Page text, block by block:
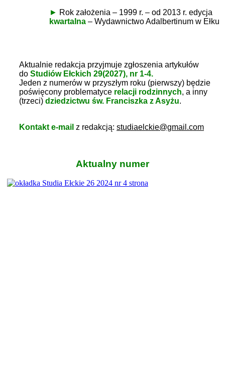
► Rok założenia – 1999 r. – od 2013 r. edycja
kwartalna – Wydawnictwo Adalbertinum w Ełku
Aktualnie redakcja przyjmuje zgłoszenia artykułów
do Studiów Ełckich 29(2027), nr 1-4.
Jeden z numerów w przyszłym roku (pierwszy) będzie
poświęcony problematyce relacji rodzinnych, a inny
(trzeci) dziedzictwu św. Franciszka z Asyżu.
Kontakt e-mail z redakcją: studiaelckie@gmail.com
Aktualny numer